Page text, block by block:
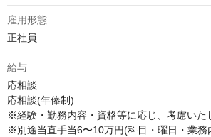
雇用形態
正社員
給与
応相談
応相談(年俸制)
※経験・勤務内容・資格等に応じ、考慮いた
※別途当直手当6〜10万円(科目・曜日・業務